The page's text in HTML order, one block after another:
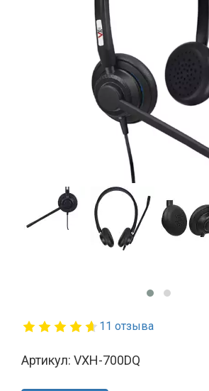
11 отзыва
Артикул: VXH-700DQ